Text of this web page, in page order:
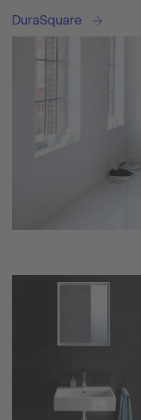
DuraSquare